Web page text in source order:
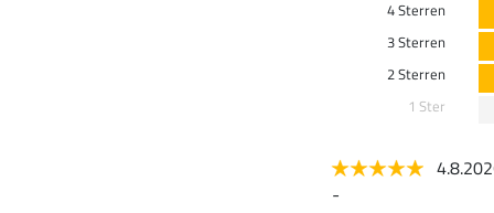
4 Sterren
3 Sterren
2 Sterren
1 Ster
-